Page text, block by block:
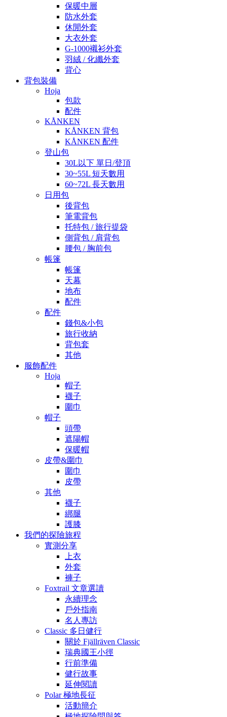
保暖中層
防水外套
休閒外套
大衣外套
G-1000襯衫外套
羽絨 / 化纖外套
背心
背包裝備
Hoja
包款
配件
KÅNKEN
KÅNKEN 背包
KÅNKEN 配件
登山包
30L以下 單日/登頂
30~55L 短天數用
60~72L 長天數用
日用包
後背包
筆電背包
托特包 / 旅行提袋
側背包 / 肩背包
腰包 / 胸前包
帳篷
帳篷
天幕
地布
配件
配件
錢包&小包
旅行收納
背包套
其他
服飾配件
Hoja
帽子
襪子
圍巾
帽子
頭帶
遮陽帽
保暖帽
皮帶&圍巾
圍巾
皮帶
其他
襪子
綁腿
護膝
我們的探險旅程
實測分享
上衣
外套
褲子
Foxtrail 文章選讀
永續理念
戶外指南
名人專訪
Classic 多日健行
關於 Fjällräven Classic
瑞典國王小徑
行前準備
健行故事
延伸閱讀
Polar 極地長征
活動簡介